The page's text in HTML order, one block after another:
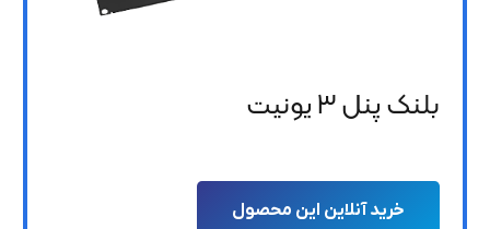
بلنک پنل 3 یونیت
خرید آنلاین این محصول